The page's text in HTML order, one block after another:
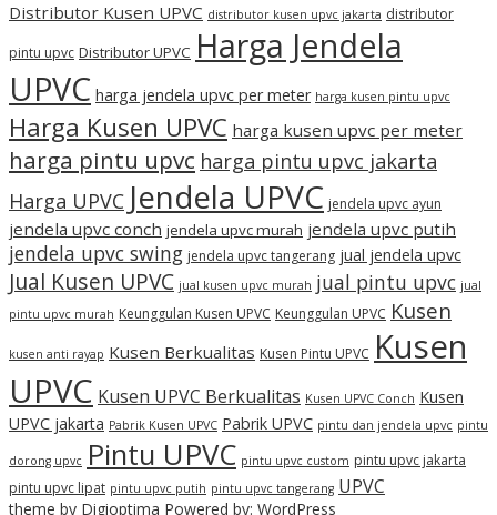
Distributor Kusen UPVC distributor kusen upvc jakarta distributor
pintu upvc Distributor UPVC Harga Jendela
UPVC harga jendela upvc per meter harga kusen pintu upvc
Harga Kusen UPVC harga kusen upvc per meter
harga pintu upvc harga pintu upvc jakarta
Harga UPVC Jendela UPVC jendela upvc ayun
jendela upvc conch jendela upvc murah jendela upvc putih
jendela upvc swing jendela upvc tangerang jual jendela upvc
Jual Kusen UPVC jual kusen upvc murah jual pintu upvc jual
pintu upvc murah Keunggulan Kusen UPVC Keunggulan UPVC Kusen
kusen anti rayap Kusen Berkualitas Kusen Pintu UPVC Kusen
UPVC Kusen UPVC Berkualitas Kusen UPVC Conch Kusen
UPVC jakarta Pabrik Kusen UPVC Pabrik UPVC pintu dan jendela upvc pintu
dorong upvc Pintu UPVC pintu upvc custom pintu upvc jakarta
pintu upvc lipat pintu upvc putih pintu upvc tangerang UPVC
theme by Digioptima Powered by: WordPress